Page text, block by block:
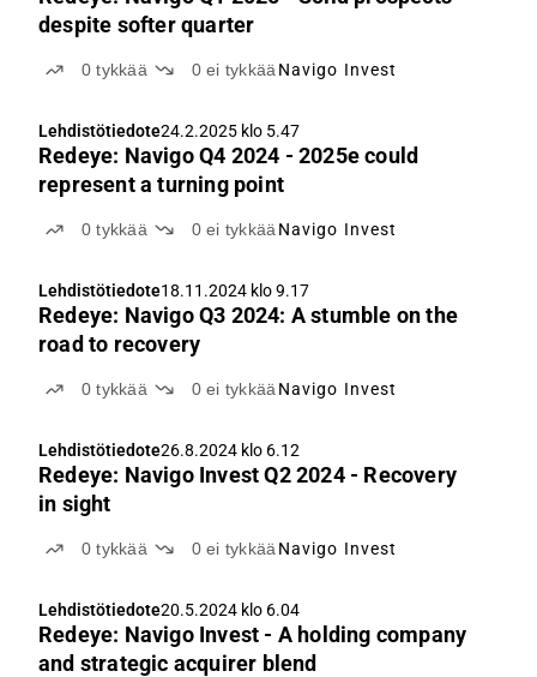
despite softer quarter
0tykkää 0ei tykkää Navigo Invest
Lehdistötiedote24.2.2025 klo 5.47
Redeye: Navigo Q4 2024 - 2025e could
represent a turning point
0tykkää 0ei tykkää Navigo Invest
Lehdistötiedote18.11.2024 klo 9.17
Redeye: Navigo Q3 2024: A stumble on the
road to recovery
0tykkää 0ei tykkää Navigo Invest
Lehdistötiedote26.8.2024 klo 6.12
Redeye: Navigo Invest Q2 2024 - Recovery
in sight
0tykkää 0ei tykkää Navigo Invest
Lehdistötiedote20.5.2024 klo 6.04
Redeye: Navigo Invest - A holding company
and strategic acquirer blend